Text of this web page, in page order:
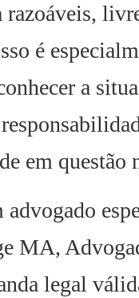
razoáveis,
é
a
em questão
advogado
MA,
legal